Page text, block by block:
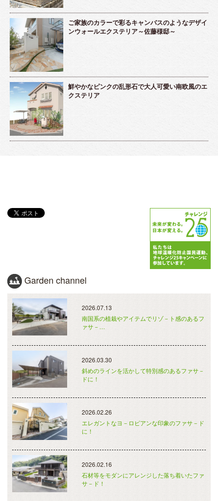
ご家族のカラーで彩るキャンバスのようなデザイ
ンウォールエクステリア～佐藤様邸～
鮮やかなピンクの乱形石で大人可愛い南欧風のエ
クステリア
Garden channel
2026.07.13
南国系の植栽やアイテムでリゾ－ト感のあるフ
ァサ－…
2026.03.30
斜めのラインを活かして特別感のあるファサ－
ドに！
2026.02.26
エレガントなヨ－ロピアンな印象のファサ－ド
に！
2026.02.16
石材等をモダンにアレンジした落ち着いたファ
サ－ド！